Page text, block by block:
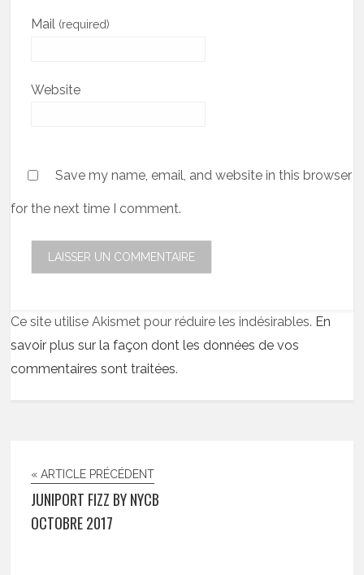
Mail (required)
Website
Save my name, email, and website in this browser
for the next time I comment.
Ce site utilise Akismet pour réduire les indésirables. En
savoir plus sur la façon dont les données de vos
commentaires sont traitées.
« ARTICLE PRÉCÉDENT
JUNIPORT FIZZ BY NYCB
OCTOBRE 2017